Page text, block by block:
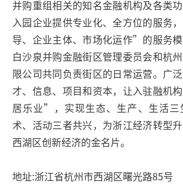
并购重组相关的知名金融机构及各类
入园企业提供专业化、全方位的服务
导、企业主体、市场化运作”的服务
白沙泉并购金融街区管理委员会和杭
限公司共同负责街区的日常运营。广
才、信息、项目和资本，让入驻融机
居乐业”，实现生态、生产、生活三
术、活动三者共兴，为浙江经济转型
西湖区创新经济的金名片。
地址:浙江省杭州市西湖区曙光路85号